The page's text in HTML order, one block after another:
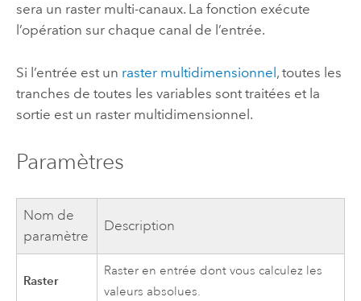
sera un raster multi-canaux. La fonction exécute
l’opération sur chaque canal de l’entrée.
Si l’entrée est un raster multidimensionnel, toutes les
tranches de toutes les variables sont traitées et la
sortie est un raster multidimensionnel.
Paramètres
Nom de
paramètre
Description
Raster
Raster en entrée dont vous calculez les
valeurs absolues.